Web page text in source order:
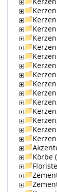
Körbe